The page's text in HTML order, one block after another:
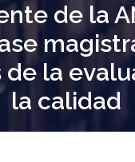
de la
de la
la calidad